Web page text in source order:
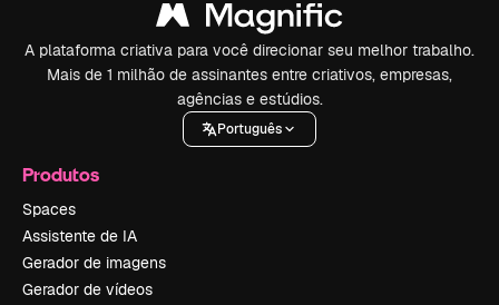
A plataforma criativa para você direcionar seu melhor trabalho.
Mais de 1 milhão de assinantes entre criativos, empresas,
agências e estúdios.
Português
Produtos
Spaces
Assistente de IA
Gerador de imagens
Gerador de vídeos